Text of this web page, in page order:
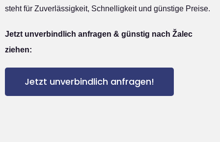
steht für Zuverlässigkeit, Schnelligkeit und günstige Preise.
Jetzt unverbindlich anfragen & günstig nach Žalec
ziehen:
Jetzt unverbindlich anfragen!